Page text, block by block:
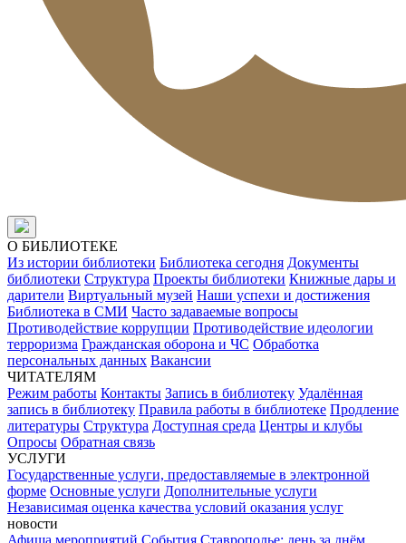
О БИБЛИОТЕКЕ
Из истории библиотеки Библиотека сегодня Документы
библиотеки Структура Проекты библиотеки Книжные дары и
дарители Виртуальный музей Наши успехи и достижения
Библиотека в СМИ Часто задаваемые вопросы
Противодействие коррупции Противодействие идеологии
терроризма Гражданская оборона и ЧС Обработка
персональных данных Вакансии
ЧИТАТЕЛЯМ
Режим работы Контакты Запись в библиотеку Удалённая
запись в библиотеку Правила работы в библиотеке Продление
литературы Структура Доступная среда Центры и клубы
Опросы Обратная связь
УСЛУГИ
Государственные услуги, предоставляемые в электронной
форме Основные услуги Дополнительные услуги
Независимая оценка качества условий оказания услуг
новости
Афиша мероприятий События Ставрополье: день за днём